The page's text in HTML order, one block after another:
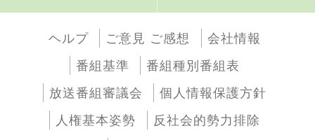
ヘルプ ご意見 ご感想
会社情報
番組基準
番組種別番組表
放送番組審議会
個人情報保護方針
人権基本姿勢
反社会的勢力排除